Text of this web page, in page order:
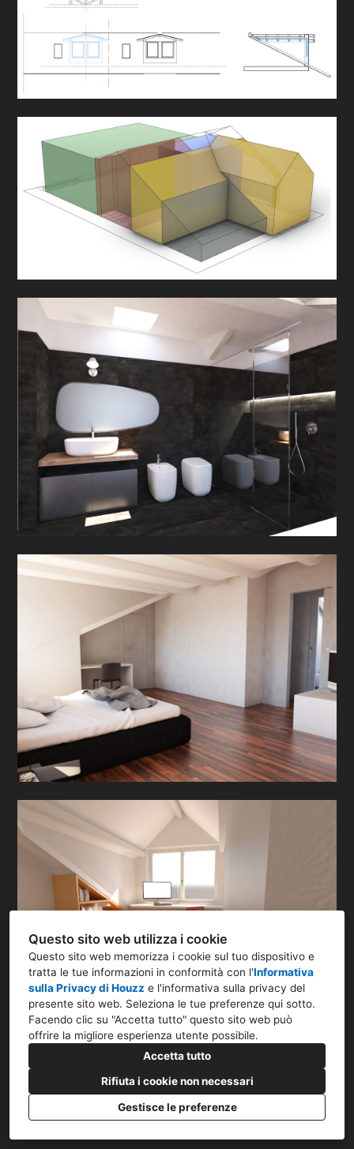
Questo sito web utilizza i cookie
Questo sito web memorizza i cookie sul tuo dispositivo e
tratta le tue informazioni in conformità con l'Informativa
sulla Privacy di Houzz e l'informativa sulla privacy del
presente sito web. Seleziona le tue preferenze qui sotto.
Facendo clic su "Accetta tutto" questo sito web può
offrire la migliore esperienza utente possibile.
Accetta tutto
Rifiuta i cookie non necessari
Gestisce le preferenze
Via Mauro Macchi, 58, 20124 Milano MI